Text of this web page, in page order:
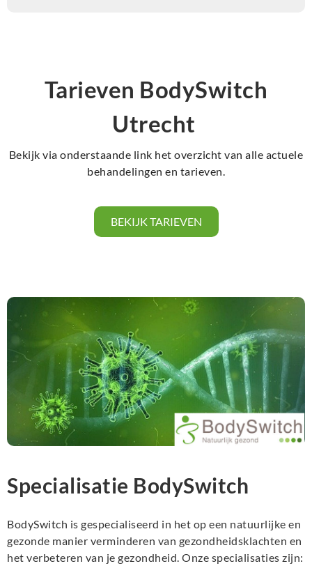
Tarieven BodySwitch
Utrecht
Bekijk via onderstaande link het overzicht van alle actuele
behandelingen en tarieven.
BEKIJK TARIEVEN
Specialisatie BodySwitch
BodySwitch is gespecialiseerd in het op een natuurlijke en
gezonde manier verminderen van gezondheidsklachten en
het verbeteren van je gezondheid. Onze specialisaties zijn: